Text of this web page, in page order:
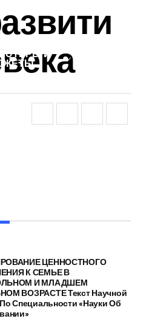
И
ЦЕННОСТНОГО
К СЕМЬЕ В
И МЛАДШЕМ
ВОЗРАСТЕ Текст Научной
Специальности «Науки Об